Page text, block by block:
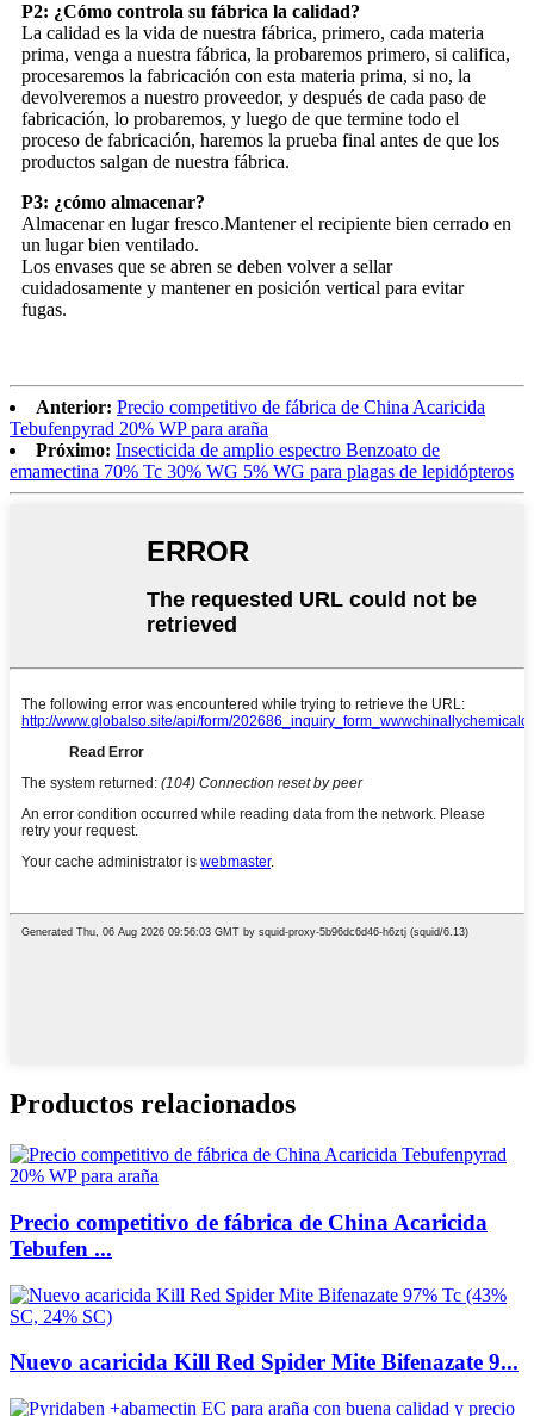
P2: ¿Cómo controla su fábrica la calidad?
La calidad es la vida de nuestra fábrica, primero, cada materia
prima, venga a nuestra fábrica, la probaremos primero, si califica,
procesaremos la fabricación con esta materia prima, si no, la
devolveremos a nuestro proveedor, y después de cada paso de
fabricación, lo probaremos, y luego de que termine todo el
proceso de fabricación, haremos la prueba final antes de que los
productos salgan de nuestra fábrica.
P3: ¿cómo almacenar?
Almacenar en lugar fresco.Mantener el recipiente bien cerrado en
un lugar bien ventilado.
Los envases que se abren se deben volver a sellar
cuidadosamente y mantener en posición vertical para evitar
fugas.
Anterior: Precio competitivo de fábrica de China Acaricida
Tebufenpyrad 20% WP para araña
Próximo: Insecticida de amplio espectro Benzoato de
emamectina 70% Tc 30% WG 5% WG para plagas de lepidópteros
Productos relacionados
Precio competitivo de fábrica de China Acaricida
Tebufen ...
Nuevo acaricida Kill Red Spider Mite Bifenazate 9...